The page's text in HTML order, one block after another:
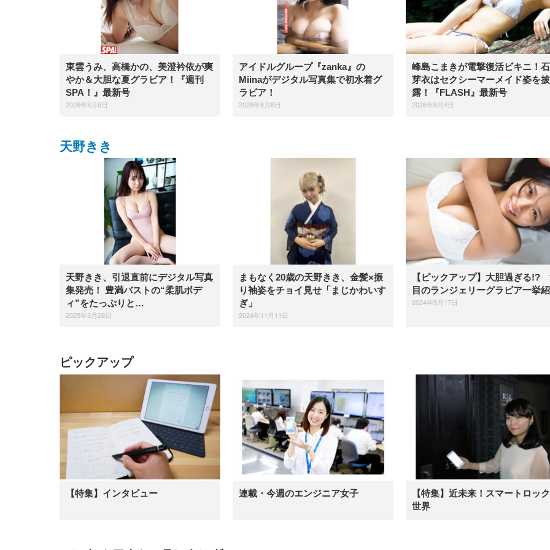
東雲うみ、高橋かの、美澄衿依が爽
やか＆大胆な夏グラビア！『週刊
SPA！』最新号
2026年8月6日
アイドルグループ『zanka』の
Miinaがデジタル写真集で初水着グ
ラビア！
2026年8月6日
峰島こまきが電撃復活ビキニ！
芽衣はセクシーマーメイド姿を披
露！『FLASH』最新号
2026年8月4日
天野きき
天野きき、引退直前にデジタル写真
集発売！ 豊満バストの“柔肌ボデ
ィ”をたっぷりと…
2025年3月28日
まもなく20歳の天野きき、金髪×振
り袖姿をチョイ見せ「まじかわいす
ぎ」
2024年11月11日
【ピックアップ】大胆過ぎる!?
目のランジェリーグラビア一挙
2024年9月17日
ピックアップ
【特集】インタビュー 連載・今週のエンジニア女子
【特集】近未来！スマートロッ
世界